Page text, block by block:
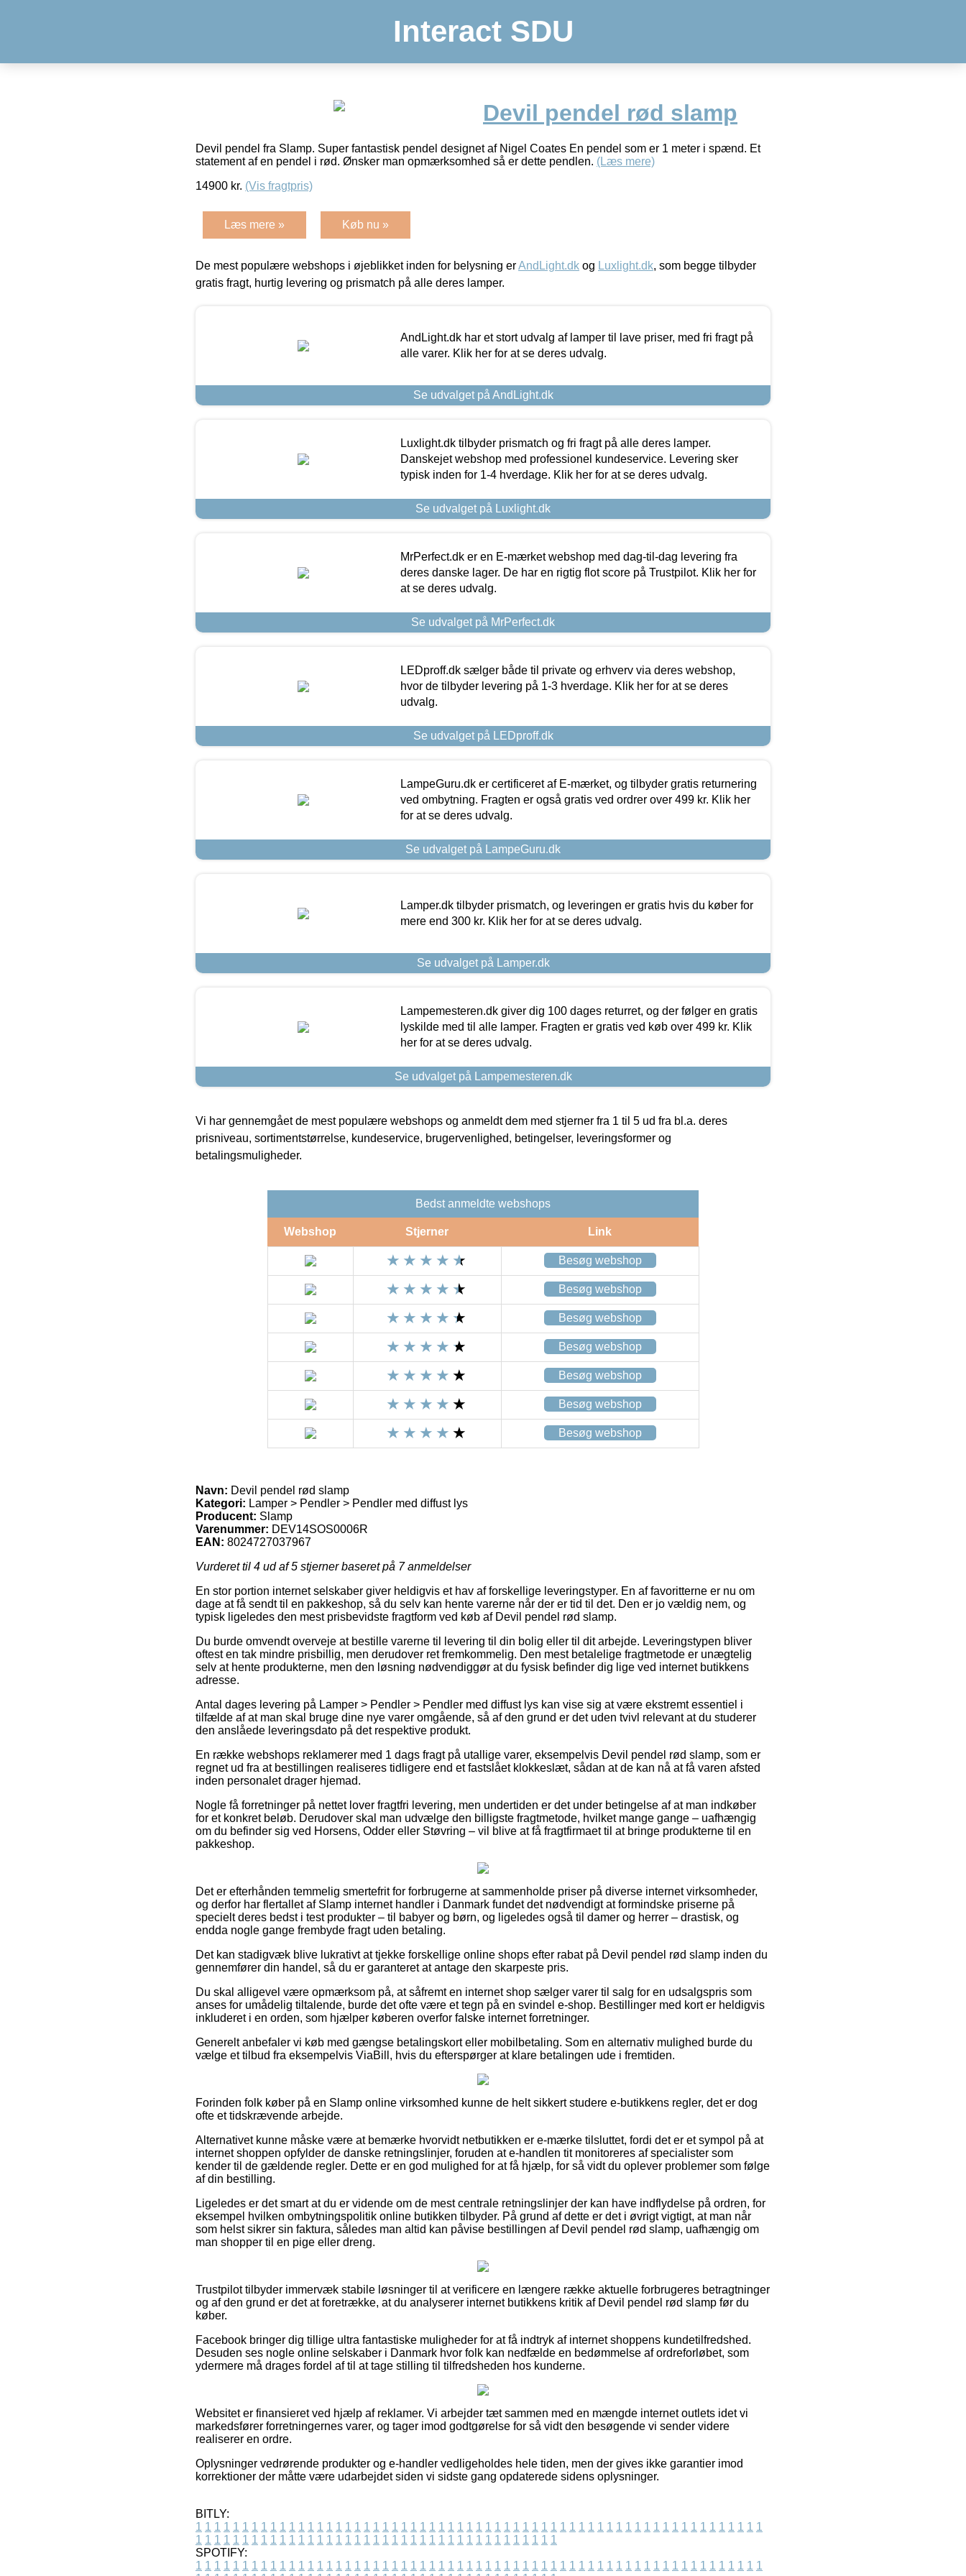
Interact SDU
Devil pendel rød slamp
Devil pendel fra Slamp. Super fantastisk pendel designet af Nigel Coates En pendel som er 1 meter i spænd. Et
statement af en pendel i rød. Ønsker man opmærksomhed så er dette pendlen. (Læs mere)
14900 kr. (Vis fragtpris)
Læs mere » Køb nu »
De mest populære webshops i øjeblikket inden for belysning erAndLight.dk og Luxlight.dk, som begge tilbyder
gratis fragt, hurtig levering og prismatch på alle deres lamper.
AndLight.dk har et stort udvalg af lamper til lave priser, med fri fragt på
alle varer. Klik her for at se deres udvalg.
Se udvalget på AndLight.dk
Luxlight.dk tilbyder prismatch og fri fragt på alle deres lamper.
Danskejet webshop med professionel kundeservice. Levering sker
typisk inden for 1-4 hverdage. Klik her for at se deres udvalg.
Se udvalget på Luxlight.dk
MrPerfect.dk er en E-mærket webshop med dag-til-dag levering fra
deres danske lager. De har en rigtig flot score på Trustpilot. Klik her for
at se deres udvalg.
Se udvalget på MrPerfect.dk
LEDproff.dk sælger både til private og erhverv via deres webshop,
hvor de tilbyder levering på 1-3 hverdage. Klik her for at se deres
udvalg.
Se udvalget på LEDproff.dk
LampeGuru.dk er certificeret af E-mærket, og tilbyder gratis returnering
ved ombytning. Fragten er også gratis ved ordrer over 499 kr. Klik her
for at se deres udvalg.
Se udvalget på LampeGuru.dk
Lamper.dk tilbyder prismatch, og leveringen er gratis hvis du køber for
mere end 300 kr. Klik her for at se deres udvalg.
Se udvalget på Lamper.dk
Lampemesteren.dk giver dig 100 dages returret, og der følger en gratis
lyskilde med til alle lamper. Fragten er gratis ved køb over 499 kr. Klik
her for at se deres udvalg.
Se udvalget på Lampemesteren.dk
Vi har gennemgået de mest populære webshops og anmeldt dem med stjerner fra 1 til 5 ud fra bl.a. deres
prisniveau, sortimentstørrelse, kundeservice, brugervenlighed, betingelser, leveringsformer og
betalingsmuligheder.
Bedst anmeldte webshops
Webshop Stjerner Link
Besøg webshop
Besøg webshop
Besøg webshop
Besøg webshop
Besøg webshop
Besøg webshop
Besøg webshop
Navn: Devil pendel rød slamp
Kategori: Lamper > Pendler > Pendler med diffust lys
Producent: Slamp
Varenummer: DEV14SOS0006R
EAN: 8024727037967
Vurderet til 4 ud af 5 stjerner baseret på 7anmeldelser
En stor portion internet selskaber giver heldigvis et hav af forskellige leveringstyper. En af favoritterne er nu om
dage at få sendt til en pakkeshop, så du selv kan hente varerne når der er tid til det. Den er jo vældig nem, og
typisk ligeledes den mest prisbevidste fragtform ved køb af Devil pendel rød slamp.
Du burde omvendt overveje at bestille varerne til levering til din bolig eller til dit arbejde. Leveringstypen bliver
oftest en tak mindre prisbillig, men derudover ret fremkommelig. Den mest betalelige fragtmetode er unægtelig
selv at hente produkterne, men den løsning nødvendiggør at du fysisk befinder dig lige ved internet butikkens
adresse.
Antal dages levering på Lamper > Pendler > Pendler med diffust lys kan vise sig at være ekstremt essentiel i
tilfælde af at man skal bruge dine nye varer omgående, så af den grund er det uden tvivl relevant at du studerer
den anslåede leveringsdato på det respektive produkt.
En række webshops reklamerer med 1 dags fragt på utallige varer, eksempelvis Devil pendel rød slamp, som er
regnet ud fra at bestillingen realiseres tidligere end et fastslået klokkeslæt, sådan at de kan nå at få varen afsted
inden personalet drager hjemad.
Nogle få forretninger på nettet lover fragtfri levering, men undertiden er det under betingelse af at man indkøber
for et konkret beløb. Derudover skal man udvælge den billigste fragtmetode, hvilket mange gange – uafhængig
om du befinder sig ved Horsens, Odder eller Støvring – vil blive at få fragtfirmaet til at bringe produkterne til en
pakkeshop.
Det er efterhånden temmelig smertefrit for forbrugerne at sammenholde priser på diverse internet virksomheder,
og derfor har flertallet af Slamp internet handler i Danmark fundet det nødvendigt at formindske priserne på
specielt deres bedst i test produkter – til babyer og børn, og ligeledes også til damer og herrer – drastisk, og
endda nogle gange frembyde fragt uden betaling.
Det kan stadigvæk blive lukrativt at tjekke forskellige online shops efter rabat på Devil pendel rød slamp inden du
gennemfører din handel, så du er garanteret at antage den skarpeste pris.
Du skal alligevel være opmærksom på, at såfremt en internet shop sælger varer til salg for en udsalgspris som
anses for umådelig tiltalende, burde det ofte være et tegn på en svindel e-shop. Bestillinger med kort er heldigvis
inkluderet i en orden, som hjælper køberen overfor falske internet forretninger.
Generelt anbefaler vi køb med gængse betalingskort eller mobilbetaling. Som en alternativ mulighed burde du
vælge et tilbud fra eksempelvis ViaBill, hvis du efterspørger at klare betalingen ude i fremtiden.
Forinden folk køber på en Slamp online virksomhed kunne de helt sikkert studere e-butikkens regler, det er dog
ofte et tidskrævende arbejde.
Alternativet kunne måske være at bemærke hvorvidt netbutikken er e-mærke tilsluttet, fordi det er et sympol på at
internet shoppen opfylder de danske retningslinjer, foruden at e-handlen tit monitoreres af specialister som
kender til de gældende regler. Dette er en god mulighed for at få hjælp, for så vidt du oplever problemer som følge
af din bestilling.
Ligeledes er det smart at du er vidende om de mest centrale retningslinjer der kan have indflydelse på ordren, for
eksempel hvilken ombytningspolitik online butikken tilbyder. På grund af dette er det i øvrigt vigtigt, at man når
som helst sikrer sin faktura, således man altid kan påvise bestillingen af Devil pendel rød slamp, uafhængig om
man shopper til en pige eller dreng.
Trustpilot tilbyder immervæk stabile løsninger til at verificere en længere række aktuelle forbrugeres betragtninger
og af den grund er det at foretrække, at du analyserer internet butikkens kritik af Devil pendel rød slamp før du
køber.
Facebook bringer dig tillige ultra fantastiske muligheder for at få indtryk af internet shoppens kundetilfredshed.
Desuden ses nogle online selskaber i Danmark hvor folk kan nedfælde en bedømmelse af ordreforløbet, som
ydermere må drages fordel af til at tage stilling til tilfredsheden hos kunderne.
Websitet er finansieret ved hjælp af reklamer. Vi arbejder tæt sammen med en mængde internet outlets idet vi
markedsfører forretningernes varer, og tager imod godtgørelse for så vidt den besøgende vi sender videre
realiserer en ordre.
Oplysninger vedrørende produkter og e-handler vedligeholdes hele tiden, men der gives ikke garantier imod
korrektioner der måtte være udarbejdet siden vi sidste gang opdaterede sidens oplysninger.
BITLY:
1 1 1 1 1 1 1 1 1 1 1 1 1 1 1 1 1 1 1 1 1 1 1 1 1 1 1 1 1 1 1 1 1 1 1 1 1 1 1 1 1 1 1 1 1 1 1 1 1 1 1 1 1 1 1 1 1 1 1 1 1
1 1 1 1 1 1 1 1 1 1 1 1 1 1 1 1 1 1 1 1 1 1 1 1 1 1 1 1 1 1 1 1 1 1 1 1 1 1 1
SPOTIFY:
1 1 1 1 1 1 1 1 1 1 1 1 1 1 1 1 1 1 1 1 1 1 1 1 1 1 1 1 1 1 1 1 1 1 1 1 1 1 1 1 1 1 1 1 1 1 1 1 1 1 1 1 1 1 1 1 1 1 1 1 1